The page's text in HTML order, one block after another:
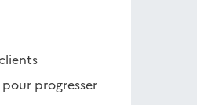
progresser